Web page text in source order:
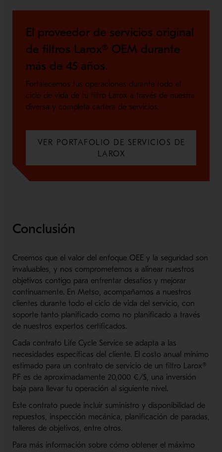
El proveedor de servicios original
de filtros Larox® OEM durante
más de 45 años.
Fortalecemos tus operaciones durante todo el
ciclo de vida de tu filtro Larox a través de nuestra
diversa y completa cartera de servicios.
VER PORTAFOLIO DE SERVICIOS DE
LAROX
Conclusión
Creemos que el valor del enfoque OEE y la seguridad son
invaluables, y nos comprometemos a alinear nuestros
objetivos contigo para enfrentar desafíos y mejorar
continuamente. En Metso, acompañamos a nuestros
clientes durante todo el ciclo de vida del servicio, con
soporte tanto planificado como no planificado a través
de nuestros expertos certificados.
Cada contrato Life Cycle Service se adapta a las
necesidades específicas del cliente. El costo anual mínimo
estimado para un contrato de servicio de un filtro Larox®
PF es de aproximadamente 20,000 €/$, una inversión
baja para llevar tu operación al siguiente nivel.
Este contrato puede incluir suministro y disponibilidad de
repuestos, inspección mecánica, planificación de paradas,
talleres de objetivos, entre otros.
Para más información sobre cómo obtener el máximo